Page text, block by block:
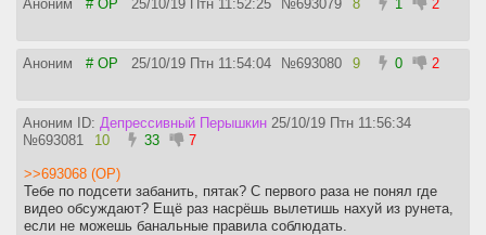
Аноним # OP 25/10/19 Птн 11:52:25 №693079 8 1 2
Аноним # OP 25/10/19 Птн 11:54:04 №693080 9 0 2
Аноним ID: Депрессивный Перышкин 25/10/19 Птн 11:56:34
№693081 10 33 7
>>693068 (OP)
Тебе по подсети забанить, пятак? С первого раза не понял где
видео обсуждают? Ещё раз насрёшь вылетишь нахуй из рунета,
если не можешь банальные правила соблюдать.